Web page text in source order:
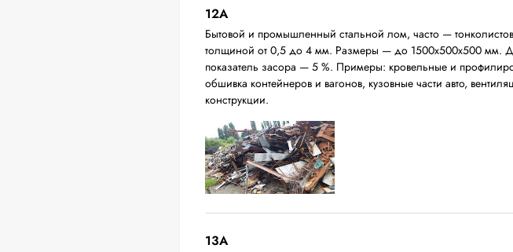
12A
Бытовой и промышленный стальной лом, часто —
толщиной от 0,5 до 4 мм. Размеры — до 1500х500х500 мм.
показатель засора — 5 %. Примеры: кровельные и
обшивка контейнеров и вагонов, кузовные части авто,
конструкции.
13А